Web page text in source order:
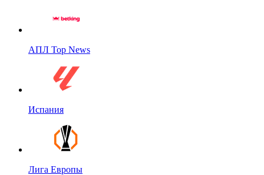
АПЛ Top News
Испания
Лига Европы